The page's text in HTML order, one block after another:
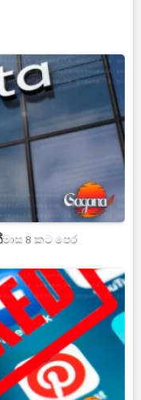
මාස 8 කට පෙර